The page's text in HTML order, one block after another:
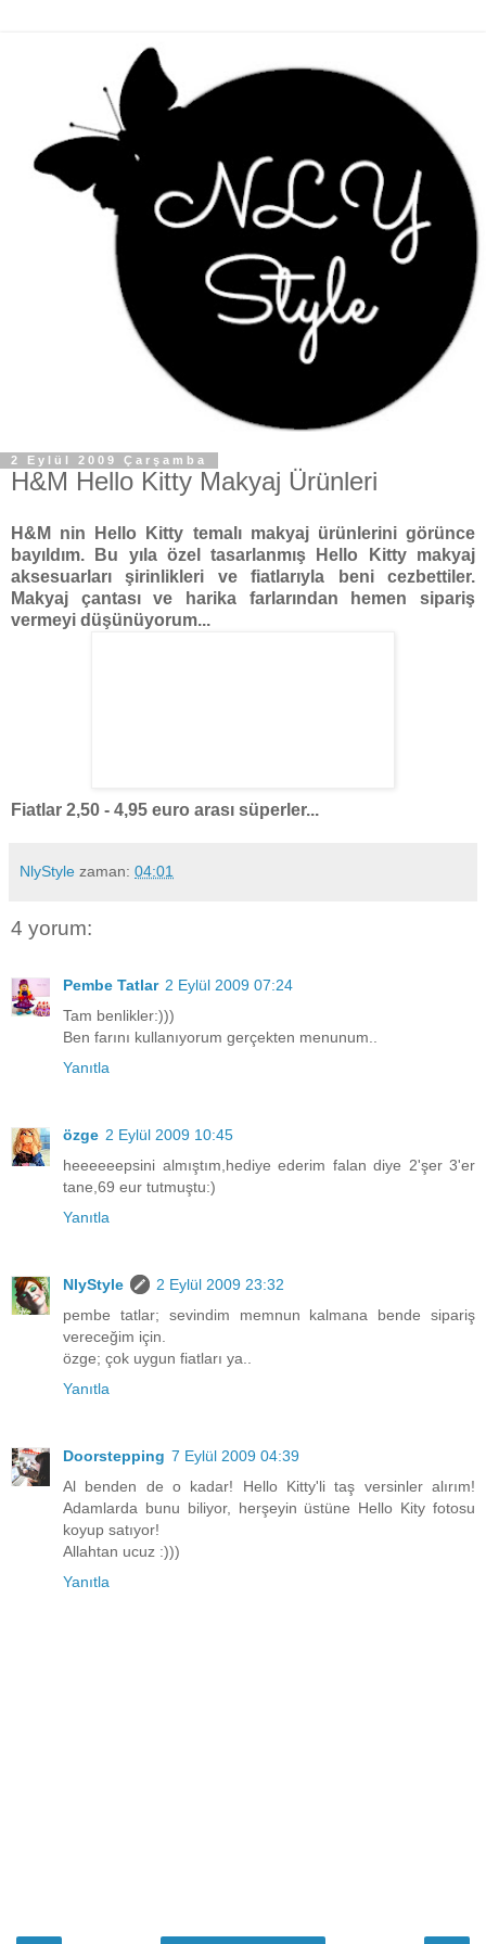
2 Eylül 2009 Çarşamba
H&M Hello Kitty Makyaj Ürünleri
H&M nin Hello Kitty temalı makyaj ürünlerini görünce
bayıldım. Bu yıla özel tasarlanmış Hello Kitty makyaj
aksesuarları şirinlikleri ve fiatlarıyla beni cezbettiler.
Makyaj çantası ve harika farlarından hemen sipariş
vermeyi düşünüyorum...
Fiatlar 2,50 - 4,95 euro arası süperler...
NlyStyle zaman: 04:01
4 yorum:
Pembe Tatlar 2 Eylül 2009 07:24
Tam benlikler:)))
Ben farını kullanıyorum gerçekten menunum..
Yanıtla
özge 2 Eylül 2009 10:45
heeeeeepsini almıştım,hediye ederim falan diye 2'şer 3'er
tane,69 eur tutmuştu:)
Yanıtla
NlyStyle
2 Eylül 2009 23:32
pembe tatlar; sevindim memnun kalmana bende sipariş
vereceğim için.
özge; çok uygun fiatları ya..
Yanıtla
Doorstepping 7 Eylül 2009 04:39
Al benden de o kadar! Hello Kitty'li taş versinler alırım!
Adamlarda bunu biliyor, herşeyin üstüne Hello Kity fotosu
koyup satıyor!
Allahtan ucuz :)))
Yanıtla